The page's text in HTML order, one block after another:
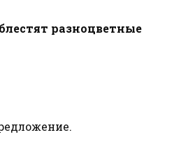
разноцветные